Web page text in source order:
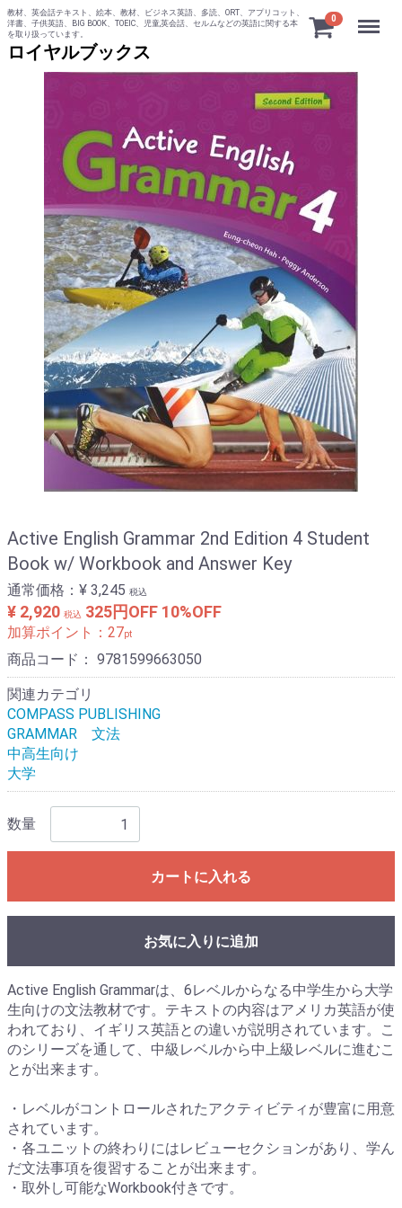
教材、英会話テキスト、絵本、教材、ビジネス英語、多読、ORT、アプリコット、
洋書、子供英語、BIG BOOK、TOEIC、児童,英会話、セルムなどの英語に関する本
を取り扱っています。
ロイヤルブックス
0 Menu
Active English Grammar 2nd Edition 4 Student
Book w/ Workbook and Answer Key
通常価格： ¥ 3,245 税込
¥ 2,920 税込 325円OFF 10%OFF
加算ポイント： 27pt
商品コード： 9781599663050
関連カテゴリ
COMPASS PUBLISHING
GRAMMAR 文法
中高生向け
大学
数量
カートに入れる
お気に入りに追加
Active English Grammarは、6レベルからなる中学生から大学
生向けの文法教材です。テキストの内容はアメリカ英語が使
われており、イギリス英語との違いが説明されています。こ
のシリーズを通して、中級レベルから中上級レベルに進むこ
とが出来ます。
・レベルがコントロールされたアクティビティが豊富に用意
されています。
・各ユニットの終わりにはレビューセクションがあり、学ん
だ文法事項を復習することが出来ます。
・取外し可能なWorkbook付きです。